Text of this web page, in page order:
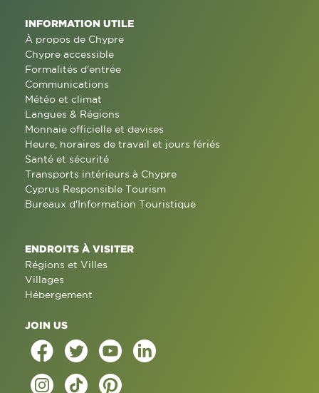
INFORMATION UTILE
À propos de Chypre
Chypre accessible
Formalités d'entrée
Communications
Météo et climat
Langues & Régions
Monnaie officielle et devises
Heure, horaires de travail et jours fériés
Santé et sécurité
Transports intérieurs à Chypre
Cyprus Responsible Tourism
Bureaux d'Information Touristique
ENDROITS À VISITER
Régions et Villes
Villages
Hébergement
JOIN US